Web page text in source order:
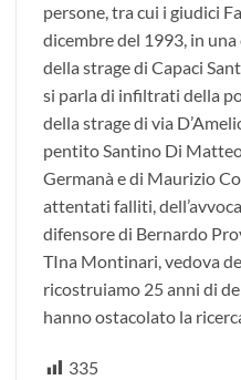
persone, tra cui i giudici
dicembre del 1993, in
della strage di Capaci
si parla di infiltrati della
della strage di via
pentito Santino Di
Germanà e di Maurizio
attentati falliti,
difensore di Bernardo
TIna Montinari, vedova
ricostruiamo 25 anni di
hanno ostacolato la
335